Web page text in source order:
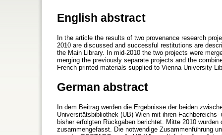
English abstract
In the article the results of two provenance research
2010 are discussed and successful restitutions are
the Main Library. In mid-2010 the two projects were
merging the previously separate projects and the
French printed materials supplied to Vienna University
German abstract
In dem Beitrag werden die Ergebnisse der beiden
Universitätsbibliothek (UB) Wien mit ihren
bisher erfolgten Rückgaben berichtet. Mitte 2010
zusammengefasst. Die notwendige Zusammenführung